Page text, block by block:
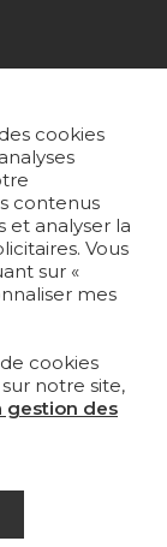
des
cookies
contenus
et analyser la
Vous
sur «
mes
cookies
notre site,
gestion des